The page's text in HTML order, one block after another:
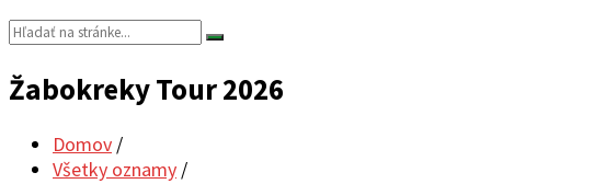
Vyhľadávanie:
Žabokreky Tour 2026
Domov /
Všetky oznamy /